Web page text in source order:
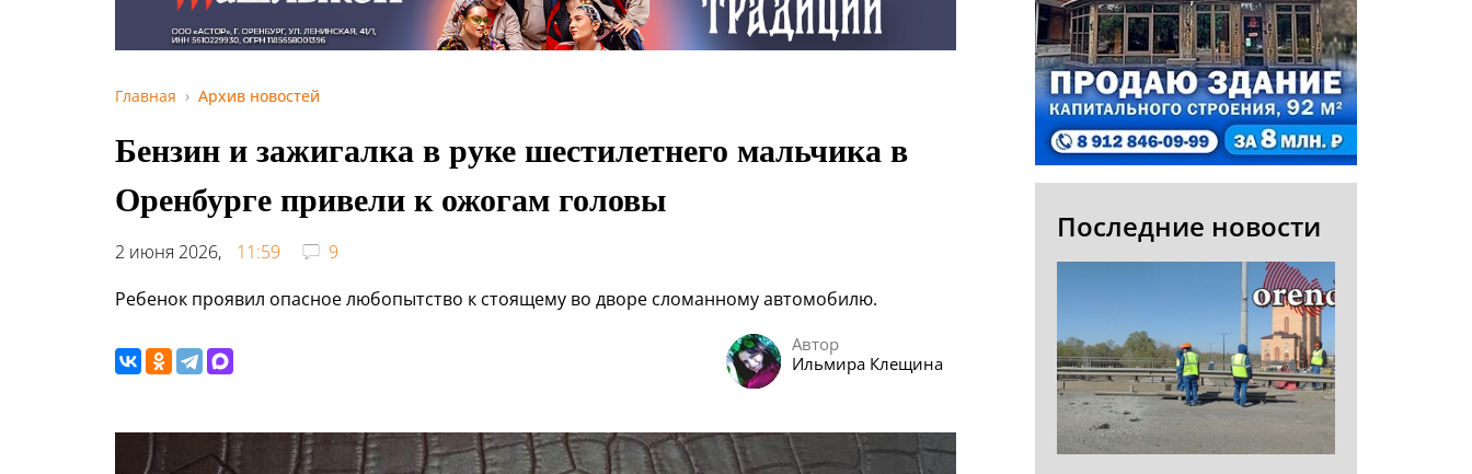
Главная Архив новостей
Бензин и зажигалка в руке шестилетнего мальчика в
Оренбурге привели к ожогам головы
2 июня 2026, 11:59
9
Ребенок проявил опасное любопытство к стоящему во дворе сломанному автомобилю.
Автор
Ильмира Клещина
Последние новости